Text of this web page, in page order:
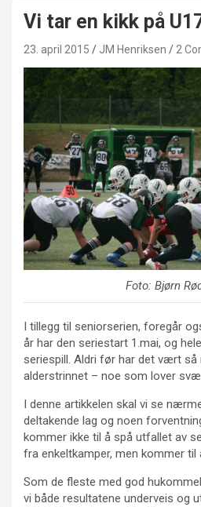
Vi tar en kikk på
23. april 2015 JM Henriksen 2
Foto: Bjørn
I tillegg til seniorserien, foregår
år har den seriestart 1.mai, og
seriespill. Aldri før har det vært så
alderstrinnet – noe som lover
I denne artikkelen skal vi se
deltakende lag og noen
kommer ikke til å spå utfallet av
fra enkeltkamper, men kommer til
Som de fleste med god
vi både resultatene underveis og